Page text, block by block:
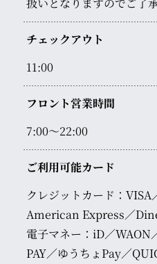
扱いとなりますのでご了
チェックアウト
11:00
フロント営業時間
7:00～22:00
ご利用可能カード
クレジットカード：
American Express／
電子マネー：iD／WAON
PAY／ゆうちょPay／